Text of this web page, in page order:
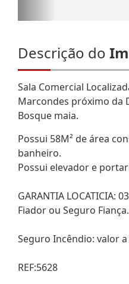
Descrição do
Sala Comercial
Marcondes próximo da
Bosque maia.
Possui 58M² de área
banheiro.
Possui elevador e
GARANTIA LOCATICIA:
Fiador ou Seguro Fiança.
Seguro Incêndio: valor
REF:5628